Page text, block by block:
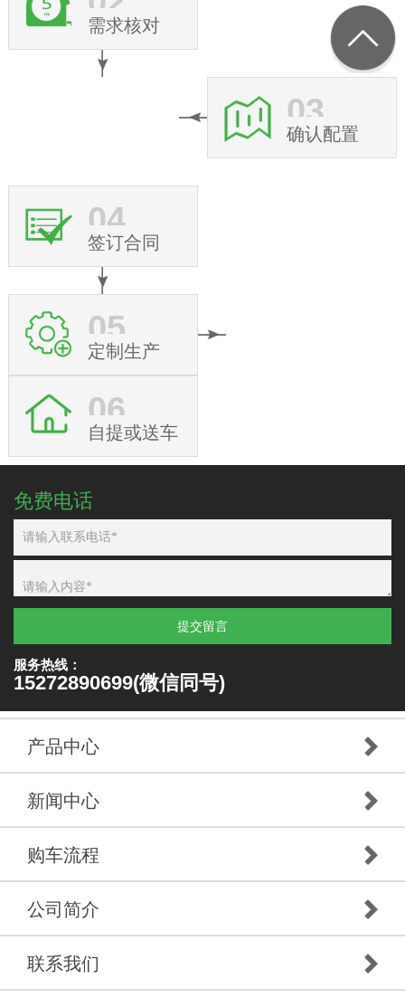
需求核对
03
确认配置
04
签订合同
05
定制生产
06
自提或送车
免费电话
提交留言
服务热线：
15272890699(微信同号)
产品中心
新闻中心
购车流程
公司简介
联系我们